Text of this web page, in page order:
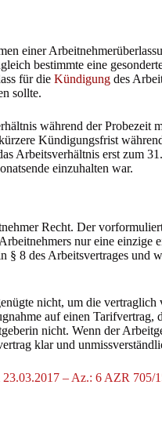
einer
bestimmte eine
für die Kündigung des
sollte.
während der Probezeit
Kündigungsfrist
Arbeitsverhältnis erst zum
einzuhalten war.
Recht. Der
nur eine einzige
§ 8 des Arbeitsvertrages und
nicht, um die
auf einen Tarifvertrag,
nicht. Wenn der
klar und
– Az.: 6 AZR 705/